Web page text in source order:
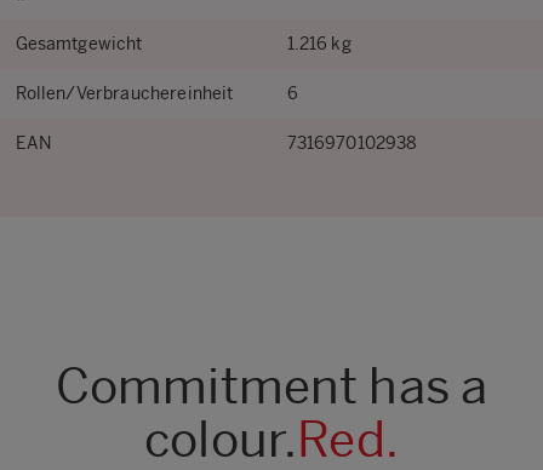
Gesamtgewicht 1.216 kg
Rollen/Verbrauchereinheit 6
EAN 7316970102938
Commitment has a
colour.Red.